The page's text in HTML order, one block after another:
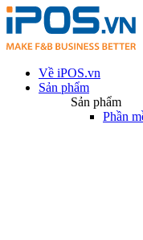
Về iPOS.vn
Sản phẩm
Sản phẩm
Phần